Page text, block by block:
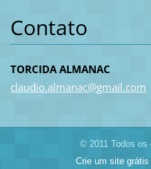
Contato
TORCIDA ALMANAC
claudio.almanac@gmail.com
© 2011 Todos os
Crie um site grátis